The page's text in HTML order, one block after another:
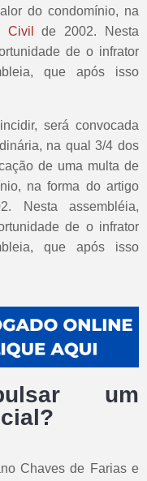
do condomínio, na
Civil
de 2002. Nesta
de o infrator
que após isso
será convocada
na qual 3/4 dos
de uma multa de
na forma do artigo
Nesta assembléia,
de o infrator
que após isso
um
Chaves de Farias e